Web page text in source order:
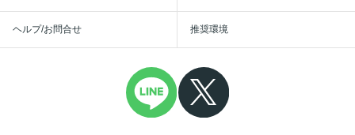
ヘルプ/お問合せ 推奨環境